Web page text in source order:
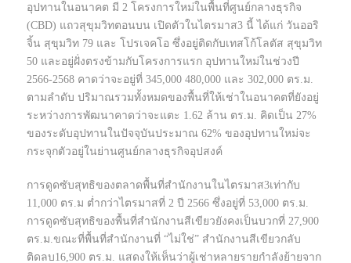
อุปทานในอนาคต มี 2 โครงการใหม่ในพื้นที่ศูนย์กลางธุรกิจ
(CBD) แถวสุขุมวิทตอนบน เปิดตัวในไตรมาส3 นี้ ได้แก่ วันออริ
จิ้น สุขุมวิท 79 และ โปรเจคโอ ซึ่งอยู่ติดกับเทสโก้โลตัส สุขุมวิท
50 และอยู่ฝั่งตรงข้ามกับโครงการแรก อุปทานใหม่ในช่วงปี
2566-2568 คาดว่าจะอยู่ที่ 345,000 480,000 และ 302,000 ตร.ม.
ตามลำดับ ปริมาณรวมทั้งหมดของพื้นที่ให้เช่าในอนาคตที่ยังอยู่
ระหว่างการพัฒนาคาดว่าจะแตะ 1.62 ล้าน ตร.ม. คิดเป็น 27%
ของระดับอุปทานในปัจจุบันประมาณ 62% ของอุปทานใหม่จะ
กระจุกตัวอยู่ในย่านศูนย์กลางธุรกิจอุปสงค์
การดูดซับสุทธิของตลาดพื้นที่สำนักงานในไตรมาส3เท่ากับ
11,000 ตร.ม ตํ่ากว่าไตรมาสที่ 2 ปี 2566 ซึ่งอยู่ที่ 53,000 ตร.ม.
การดูดซับสุทธิของพื้นที่สำนักงานสีเขียวยังคงเป็นบวกที่ 27,900
ตร.ม.ขณะที่พื้นที่สำนักงานที่ “ไม่ใช่” สำนักงานสีเขียวกลับ
ติดลบ16,900 ตร.ม. แสดงให้เห็นว่าผู้เช่าหลายรายกำลังย้ายจาก